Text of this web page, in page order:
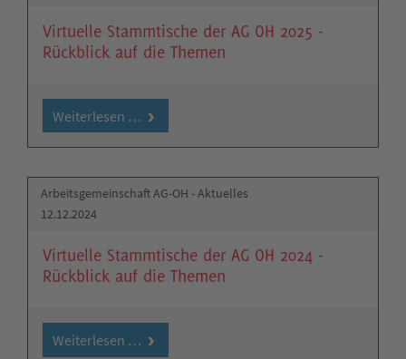
Virtuelle Stammtische der AG OH 2025 -
Rückblick auf die Themen
Weiterlesen …
Arbeitsgemeinschaft AG-OH - Aktuelles
12.12.2024
Virtuelle Stammtische der AG OH 2024 -
Rückblick auf die Themen
Weiterlesen …